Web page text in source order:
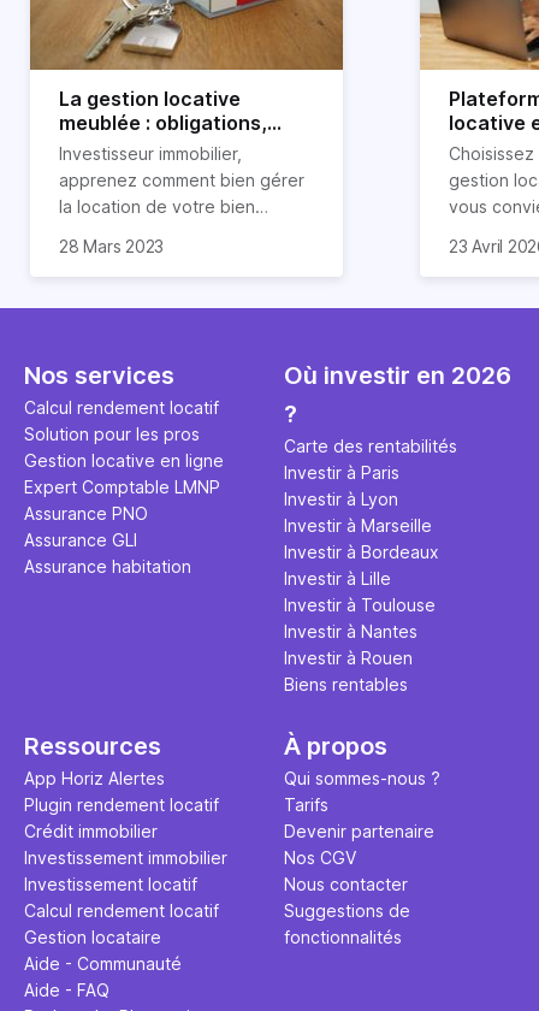
La gestion locative
meublée : obligations,
avantages et
inconvénients
Investisseur immobilier,
apprenez comment bien gérer
la location de votre bien
quelles sont vos obligations en
avantages et inconvénients
28 Mars 2023
locative
pourquoi
gestion
vous
23 Avril
Nos services
Calcul rendement locatif
Solution pour les pros
Gestion locative en ligne
Expert Comptable LMNP
Assurance PNO
Assurance GLI
Assurance habitation
Où investir en 2026
?
Carte des rentabilités
Investir à Paris
Investir à Lyon
Investir à Marseille
Investir à Bordeaux
Investir à Lille
Investir à Toulouse
Investir à Nantes
Investir à Rouen
Biens rentables
Ressources
App Horiz Alertes
Plugin rendement locatif
Crédit immobilier
Investissement immobilier
Investissement locatif
Calcul rendement locatif
Gestion locataire
Aide - Communauté
Aide - FAQ
À propos
Qui sommes-nous ?
Tarifs
Devenir partenaire
Nos CGV
Nous contacter
Suggestions de
fonctionnalités